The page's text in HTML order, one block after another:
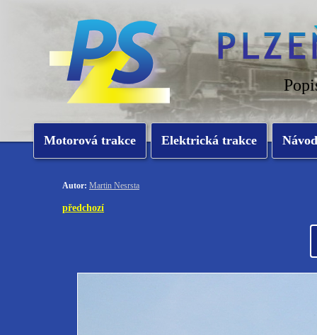
Motorová trakce Elektrická trakce
Autor: Martin Nesrsta
předchozí